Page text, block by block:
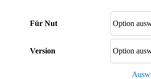
Für Nut
Version